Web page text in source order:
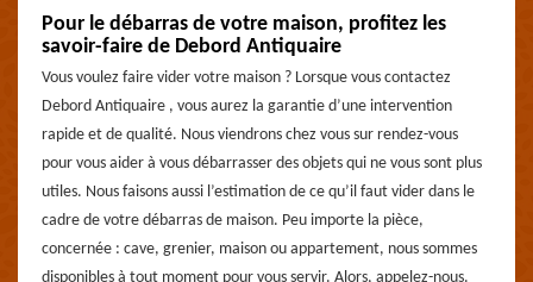
Pour le débarras de votre maison, profitez les
savoir-faire de Debord Antiquaire
Vous voulez faire vider votre maison ? Lorsque vous contactez
Debord Antiquaire , vous aurez la garantie d’une intervention
rapide et de qualité. Nous viendrons chez vous sur rendez-vous
pour vous aider à vous débarrasser des objets qui ne vous sont plus
utiles. Nous faisons aussi l’estimation de ce qu’il faut vider dans le
cadre de votre débarras de maison. Peu importe la pièce,
concernée : cave, grenier, maison ou appartement, nous sommes
disponibles à tout moment pour vous servir. Alors, appelez-nous.